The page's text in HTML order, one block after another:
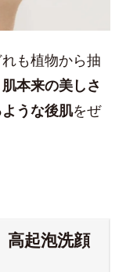
も植物から抽
肌本来の美しさ
うな後肌をぜ
高起泡洗顔